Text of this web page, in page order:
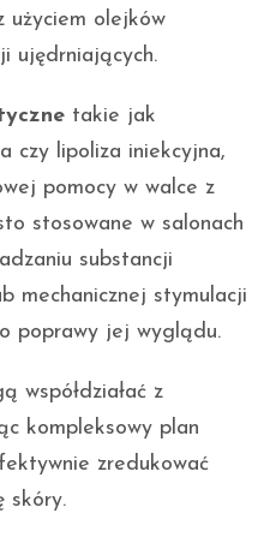
użyciem olejków
ujędrniających.
takie jak
czy lipoliza iniekcyjna,
pomocy w walce z
stosowane w salonach
substancji
mechanicznej stymulacji
poprawy jej wyglądu.
współdziałać z
kompleksowy plan
zredukować
skóry.